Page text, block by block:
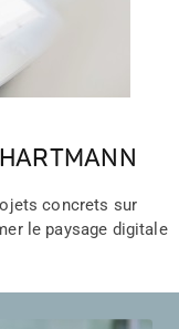
concrets sur
le paysage digitale